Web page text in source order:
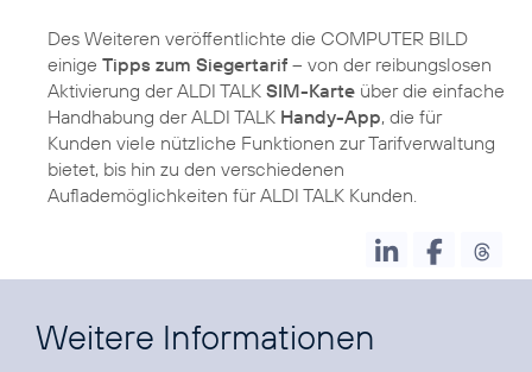
Des Weiteren veröffentlichte die COMPUTER BILD
einige Tipps zum Siegertarif – von der reibungslosen
Aktivierung der ALDI TALK SIM-Karte über die einfache
Handhabung der ALDI TALK Handy-App, die für
Kunden viele nützliche Funktionen zur Tarifverwaltung
bietet, bis hin zu den verschiedenen
Auflademöglichkeiten für ALDI TALK Kunden.
Weitere Informationen